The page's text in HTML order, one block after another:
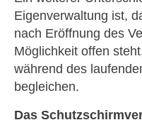
Eigenverwaltung ist,
nach Eröffnung des
Möglichkeit offen
während des
begleichen.
Das